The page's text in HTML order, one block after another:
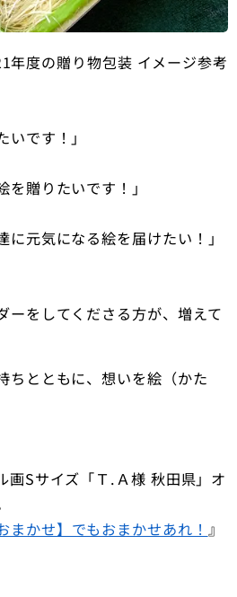
年度の贈り物包装 イメージ参考
いです！」
を贈りたいです！」
に元気になる絵を届けたい！」
ーをしてくださる方が、増えて
ちとともに、想いを絵（かた
画Sサイズ「Ｔ.Ａ様 秋田県」オ
まかせ】でもおまかせあれ！ 』